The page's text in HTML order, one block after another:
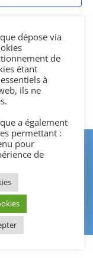
dépose via
de
étant
à
ils ne
a également
permettant :
pour
de